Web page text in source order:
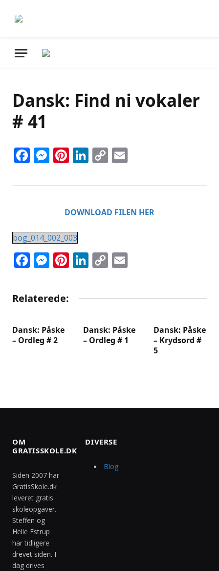
Dansk: Find ni vokaler
# 41
Facebook
Messenger
Pinterest
LinkedIn
Copy
DOWNLOAD FILEN HER
bog_014_002_003
Facebook
Messenger
Pinterest
LinkedIn
Copy
Relaterede:
Dansk: Påske
– Ordleg # 2
Dansk: Påske
– Ordleg # 1
Dansk: Påske
– Krydsord #
5
OM
GRATISSKOLE.DK
Siden 2007 har
GratisSkole.dk
leveret gratis
skoleopgaver.
Steffen og
Helle Estrup
har tidligere
drevet siden. I
dag drives
DIVERSE
Blog